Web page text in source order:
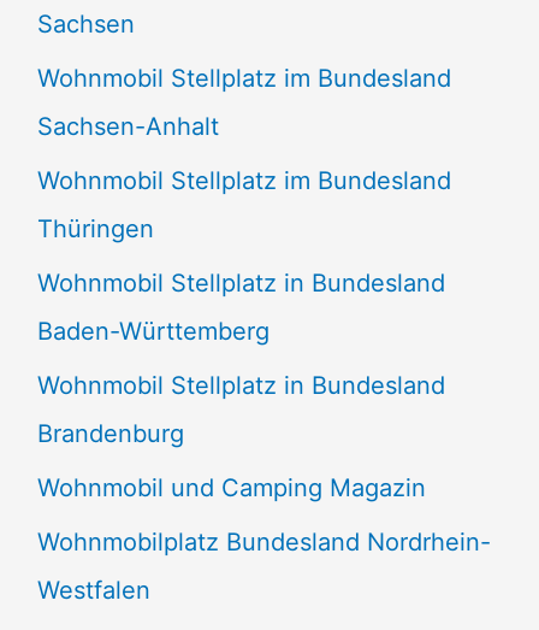
Sachsen
Wohnmobil Stellplatz im Bundesland
Sachsen-Anhalt
Wohnmobil Stellplatz im Bundesland
Thüringen
Wohnmobil Stellplatz in Bundesland
Baden-Württemberg
Wohnmobil Stellplatz in Bundesland
Brandenburg
Wohnmobil und Camping Magazin
Wohnmobilplatz Bundesland Nordrhein-
Westfalen